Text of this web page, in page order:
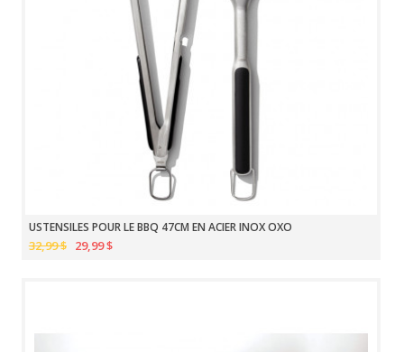
USTENSILES POUR LE BBQ 47CM EN ACIER INOX OXO
32,99 $ 29,99 $